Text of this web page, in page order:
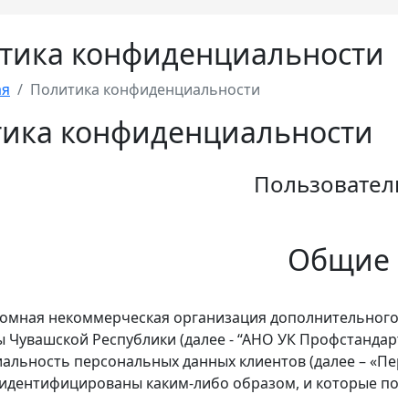
конфиденциальности
Политика конфиденциальности
конфиденциальности
Общие
некоммерческая организация
Чувашской Республики (далее - “АНО УК
персональных данных клиентов (далее –
каким-либо образом, и которые